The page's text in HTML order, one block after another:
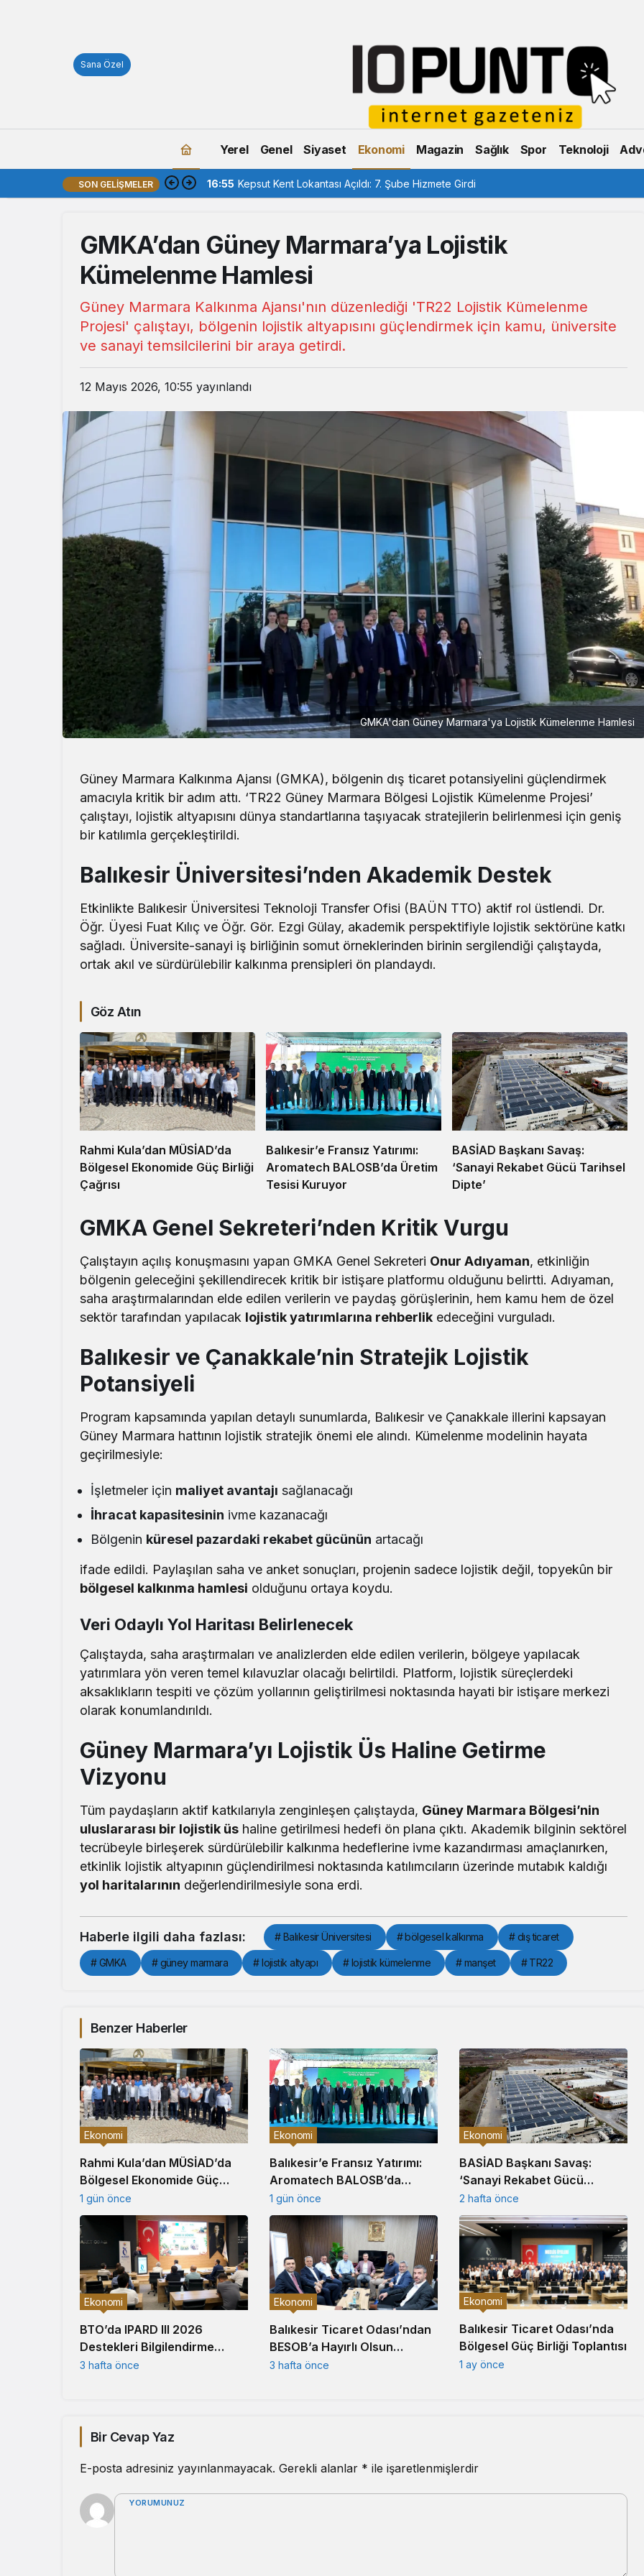
Sana Özel
Yerel Genel Siyaset Ekonomi Magazin Sağlık Spor Teknoloji
SON GELIŞMELER 16:55 Kepsut Kent Lokantası Açıldı: 7. Şube Hizmete Girdi
GMKA’dan Güney Marmara’ya Lojistik
Kümelenme Hamlesi
Güney Marmara Kalkınma Ajansı'nın düzenlediği 'TR22 Lojistik Kümelenme
Projesi' çalıştayı, bölgenin lojistik altyapısını güçlendirmek için kamu, üniversite
ve sanayi temsilcilerini bir araya getirdi.
12 Mayıs 2026, 10:55 yayınlandı
GMKA'dan Güney Marmara'ya Lojistik Kümelenme Hamlesi
Güney Marmara Kalkınma Ajansı (GMKA), bölgenin dış ticaret potansiyelini güçlendirmek
amacıyla kritik bir adım attı. ‘TR22 Güney Marmara Bölgesi Lojistik Kümelenme Projesi’
çalıştayı, lojistik altyapısını dünya standartlarına taşıyacak stratejilerin belirlenmesi için geniş
bir katılımla gerçekleştirildi.
Balıkesir Üniversitesi’nden Akademik Destek
Etkinlikte Balıkesir Üniversitesi Teknoloji Transfer Ofisi (BAÜN TTO) aktif rol üstlendi. Dr.
Öğr. Üyesi Fuat Kılıç ve Öğr. Gör. Ezgi Gülay, akademik perspektifiyle lojistik sektörüne katkı
sağladı. Üniversite-sanayi iş birliğinin somut örneklerinden birinin sergilendiği çalıştayda,
ortak akıl ve sürdürülebilir kalkınma prensipleri ön plandaydı.
Göz Atın
Rahmi Kula’dan MÜSİAD’da
Bölgesel Ekonomide Güç Birliği
Çağrısı
Balıkesir’e Fransız Yatırımı:
Aromatech BALOSB’da Üretim
Tesisi Kuruyor
BASİAD Başkanı Savaş:
‘Sanayi Rekabet Gücü Tarihsel
Dipte’
GMKA Genel Sekreteri’nden Kritik Vurgu
Çalıştayın açılış konuşmasını yapan GMKA Genel Sekreteri Onur Adıyaman, etkinliğin
bölgenin geleceğini şekillendirecek kritik bir istişare platformu olduğunu belirtti. Adıyaman,
saha araştırmalarından elde edilen verilerin ve paydaş görüşlerinin, hem kamu hem de özel
sektör tarafından yapılacak lojistik yatırımlarına rehberlik edeceğini vurguladı.
Balıkesir ve Çanakkale’nin Stratejik Lojistik
Potansiyeli
Program kapsamında yapılan detaylı sunumlarda, Balıkesir ve Çanakkale illerini kapsayan
Güney Marmara hattının lojistik stratejik önemi ele alındı. Kümelenme modelinin hayata
geçirilmesiyle:
İşletmeler için maliyet avantajı sağlanacağı
İhracat kapasitesinin ivme kazanacağı
Bölgenin küresel pazardaki rekabet gücünün artacağı
ifade edildi. Paylaşılan saha ve anket sonuçları, projenin sadece lojistik değil, topyekûn bir
bölgesel kalkınma hamlesi olduğunu ortaya koydu.
Veri Odaylı Yol Haritası Belirlenecek
Çalıştayda, saha araştırmaları ve analizlerden elde edilen verilerin, bölgeye yapılacak
yatırımlara yön veren temel kılavuzlar olacağı belirtildi. Platform, lojistik süreçlerdeki
aksaklıkların tespiti ve çözüm yollarının geliştirilmesi noktasında hayati bir istişare merkezi
olarak konumlandırıldı.
Güney Marmara’yı Lojistik Üs Haline Getirme
Vizyonu
Tüm paydaşların aktif katkılarıyla zenginleşen çalıştayda, Güney Marmara Bölgesi’nin
uluslararası bir lojistik üs haline getirilmesi hedefi ön plana çıktı. Akademik bilginin sektörel
tecrübeyle birleşerek sürdürülebilir kalkınma hedeflerine ivme kazandırması amaçlanırken,
etkinlik lojistik altyapının güçlendirilmesi noktasında katılımcıların üzerinde mutabık kaldığı
yol haritalarının değerlendirilmesiyle sona erdi.
Haberle ilgili daha fazlası: # Balıkesir Üniversitesi # bölgesel kalkınma # dış ticaret
# GMKA # güney marmara # lojistik altyapı # lojistik kümelenme # manşet # TR22
Benzer Haberler
Rahmi Kula’dan MÜSİAD’da
Bölgesel Ekonomide Güç
Birliği Çağrısı
Ekonomi
1 gün önce
Balıkesir’e Fransız Yatırımı:
Aromatech BALOSB’da
Üretim Tesisi Kuruyor
Ekonomi
1 gün önce
BASİAD Başkanı Savaş:
‘Sanayi Rekabet Gücü
Tarihsel Dipte’
Ekonomi
2 hafta önce
BTO’da IPARD III 2026
Destekleri Bilgilendirme
Toplantısı Gerçekleştirildi
Ekonomi
3 hafta önce
Balıkesir Ticaret Odası’ndan
BESOB’a Hayırlı Olsun
Ziyareti
Ekonomi
3 hafta önce
Balıkesir Ticaret Odası’nda
Bölgesel Güç Birliği Toplantısı
Ekonomi
1 ay önce
Bir Cevap Yaz
E-posta adresiniz yayınlanmayacak. Gerekli alanlar * ile işaretlenmişlerdir
YORUMUNUZ
Şube Hizmete Girdi